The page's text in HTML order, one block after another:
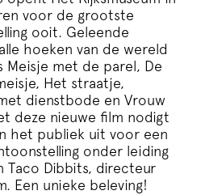
voor de grootste
ooit. Geleende
hoeken van de wereld
Meisje met de parel, De
Het straatje,
dienstbode en Vrouw
deze nieuwe film nodigt
het publiek uit voor een
onder leiding
Taco Dibbits, directeur
Een unieke beleving!